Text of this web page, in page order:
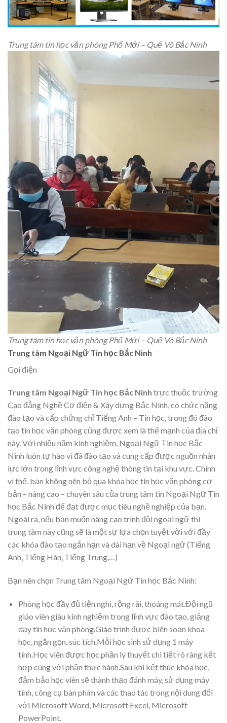
Trung tâm tin học văn phòng Phố Mới – Quế Võ Bắc Ninh
Trung tâm tin học văn phòng Phố Mới – Quế Võ Bắc Ninh
Trung tâm Ngoại Ngữ Tin học Bắc Ninh
Gọi điện
Trung tâm Ngoại Ngữ Tin học Bắc Ninh trực thuộc trường
Cao đẳng Nghề Cơ điện & Xây dựng Bắc Ninh, có chức năng
đào tạo và cấp chứng chỉ Tiếng Anh – Tin học, trong đó đào
tạo tin học văn phòng cũng được xem là thế mạnh của địa chỉ
này. Với nhiều năm kinh nghiệm, Ngoại Ngữ Tin học Bắc
Ninh luôn tự hào vì đã đào tạo và cung cấp được nguồn nhân
lực lớn trong lĩnh vực công nghệ thông tin tại khu vực. Chính
vì thế, bạn không nên bỏ qua khóa học tin học văn phòng cơ
bản – nâng cao – chuyên sâu của trung tâm tin Ngoại Ngữ Tin
học Bắc Ninh để đạt được mục tiêu nghề nghiệp của bạn.
Ngoài ra, nếu bạn muốn nâng cao trình đội ngoại ngữ thì
trung tâm này cũng sẽ là một sự lựa chọn tuyệt vời với đầy
các khóa đào tạo ngắn hạn và dài hạn về Ngoại ngữ (Tiếng
Anh, Tiếng Hàn, Tiếng Trung,…)
Bạn nên chọn Trung tâm Ngoại Ngữ Tin học Bắc Ninh:
Phòng học đầy đủ tiện nghi, rộng rãi, thoáng mát.Đội ngũ
giáo viên giàu kinh nghiệm trong lĩnh vực đào tạo, giảng
dạy tin học văn phòng.Giáo trình được biên soạn khoa
học, ngắn gọn, súc tích.Mỗi học sinh sử dụng 1 máy
tính.Học viên được học phần lý thuyết chi tiết rõ ràng kết
hợp cùng với phần thực hành.Sau khi kết thúc khóa học,
đảm bảo học viên sẽ thành thạo đánh máy, sử dụng máy
tính, công cụ bàn phím và các thao tác trong nội dung đối
với Microsoft Word, Microsoft Excel, Microsoft
PowerPoint.